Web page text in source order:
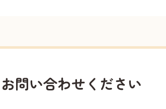
お問い合わせください